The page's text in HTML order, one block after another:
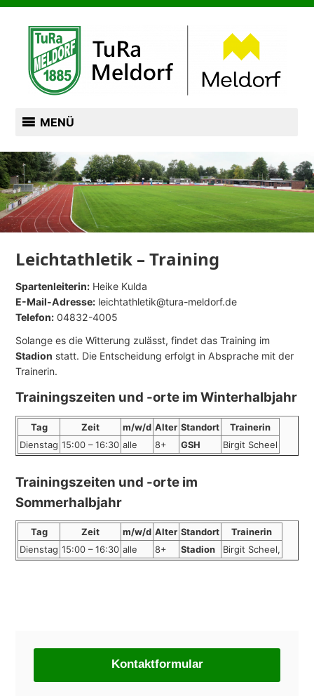
Zum
Inhalt
springen
MENÜ
Leichtathletik – Training
Spartenleiterin: Heike Kulda
E-Mail-Adresse: leichtathletik@tura-meldorf.de
Telefon: 04832-4005
Solange es die Witterung zulässt, findet das Training im
Stadion statt. Die Entscheidung erfolgt in Absprache mit der
Trainerin.
Trainingszeiten und -orte im Winterhalbjahr
Tag Zeit m/w/d Alter Standort
Trainerin
Dienstag 15:00 – 16:30 alle 8+ GSH Birgit Scheel
Trainingszeiten und -orte im
Sommerhalbjahr
Tag Zeit m/w/d Alter Standort
Trainerin
Dienstag 15:00 – 16:30 alle 8+ Stadion Birgit Scheel,
Kontaktformular